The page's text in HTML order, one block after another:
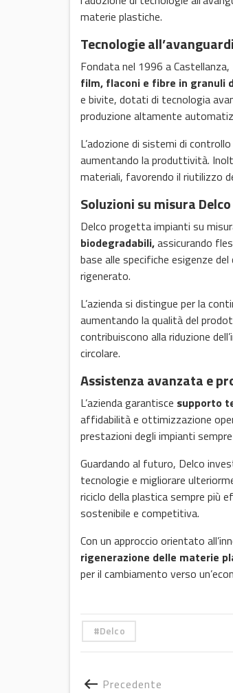
materie plastiche.
Tecnologie
Fondata nel 1996 a
film, flaconi e fibre in granuli
e bivite, dotati di tecnologia
produzione altamente
L’adozione di sistemi di
aumentando la produttività.
materiali, favorendo il riutilizzo
Soluzioni su misura
Delco progetta impianti su
biodegradabili,assicurando
base alle specifiche esigenze
rigenerato.
L’azienda si distingue per la
aumentando la qualità del
contribuiscono alla riduzione
circolare.
Assistenza avanzata e
L’azienda garantisce supporto
affidabilità e ottimizzazione
prestazioni degli impianti
Guardando al futuro, Delco
tecnologie e migliorare
riciclo della plastica sempre più
sostenibile e competitiva.
Con un approccio orientato
rigenerazione delle materie
per il cambiamento verso
Delco
Precedente